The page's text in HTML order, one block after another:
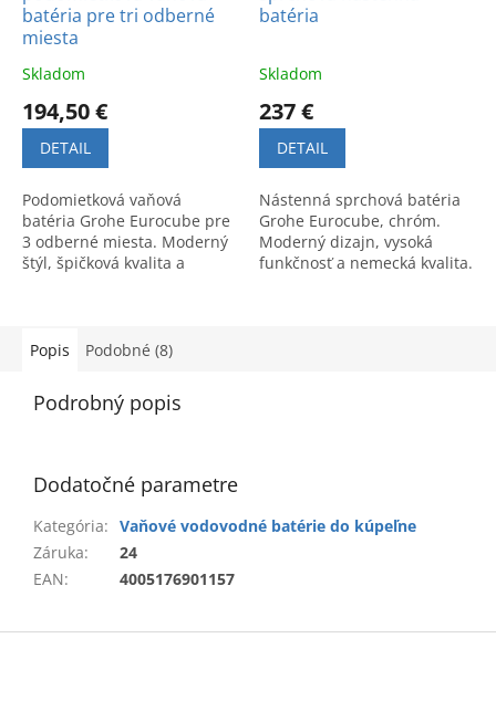
batéria pre tri odberné
miesta
Skladom
194,50 €
DETAIL
Podomietková vaňová
batéria Grohe Eurocube pre
3 odberné miesta. Moderný
štýl, špičková kvalita a
batéria
Skladom
237 €
DETAIL
Nástenná sprchová batéria
Grohe Eurocube, chróm.
Moderný dizajn, vysoká
funkčnosť a nemecká kvalita.
Popis Podobné (8)
Podrobný popis
Dodatočné parametre
Kategória: Vaňové vodovodné batérie do kúpeľne
Záruka:
24
EAN: 4005176901157
Z